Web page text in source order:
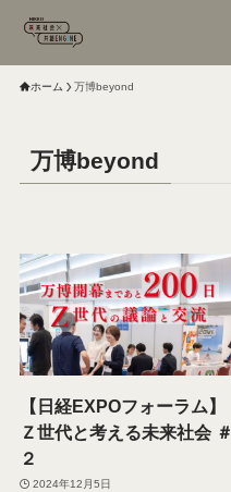
ホーム 万博beyond
万博beyond
【日経EXPOフォーラム】
Ｚ世代と考える未来社会 ＃
２
2024年12月5日